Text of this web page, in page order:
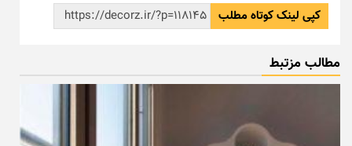
کپی لینک کوتاه مطلب
مطالب مزتبط